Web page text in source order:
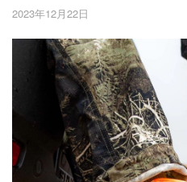
2023年12月22日